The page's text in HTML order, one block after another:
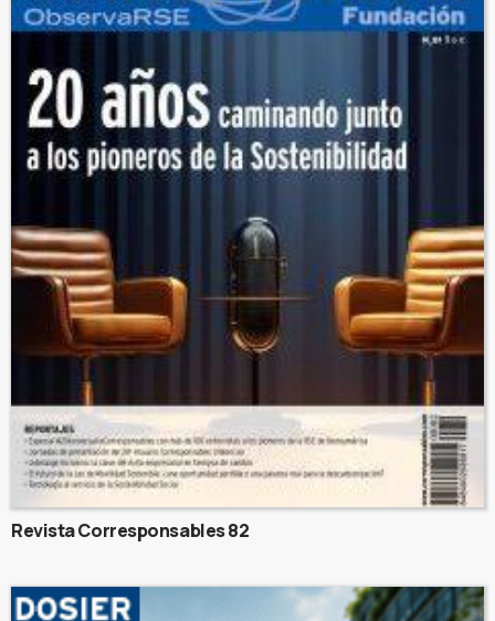
Revista Corresponsables 82